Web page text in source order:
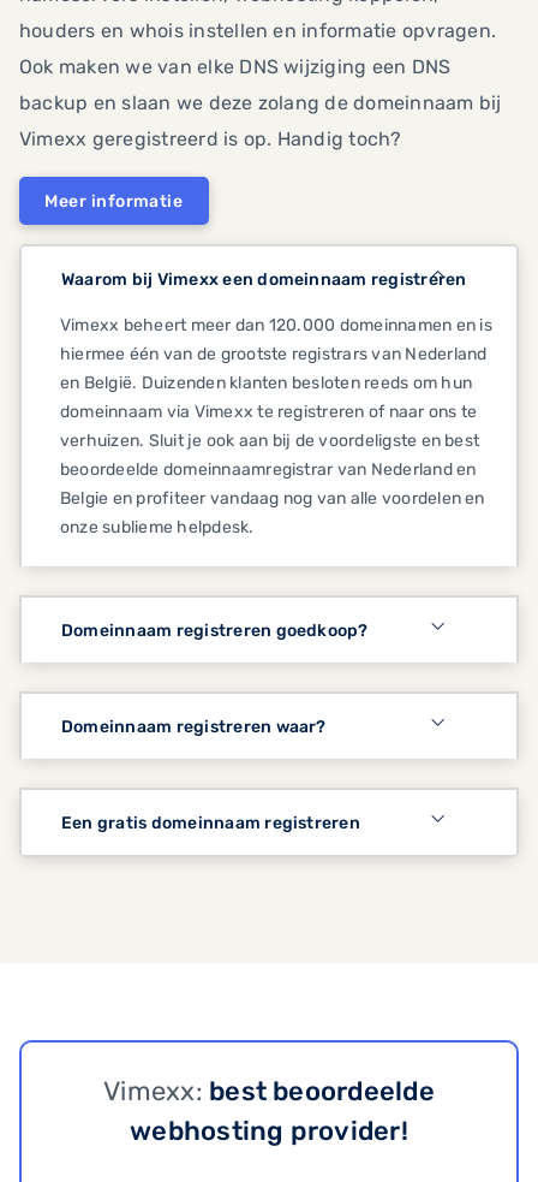
houders en whois instellen en informatie opvragen.
Ook maken we van elke DNS wijziging een DNS
backup en slaan we deze zolang de domeinnaam bij
Vimexx geregistreerd is op. Handig toch?
Meer informatie
Waarom bij Vimexx een domeinnaam registreren
Vimexx beheert meer dan 120.000 domeinnamen en is
hiermee één van de grootste registrars van Nederland
en België. Duizenden klanten besloten reeds om hun
domeinnaam via Vimexx te registreren of naar ons te
verhuizen. Sluit je ook aan bij de voordeligste en best
beoordeelde domeinnaamregistrar van Nederland en
Belgie en profiteer vandaag nog van alle voordelen en
onze sublieme helpdesk.
Domeinnaam registreren goedkoop?
Domeinnaam registreren waar?
Een gratis domeinnaam registreren
Vimexx: best beoordeelde
webhosting provider!